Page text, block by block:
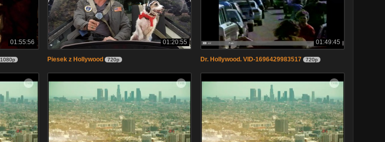
01:55:56
1080p
01:20:55
Piesek z Hollywood 720p
01:49:45
Dr. Hollywood. VID-1696429983517 720p